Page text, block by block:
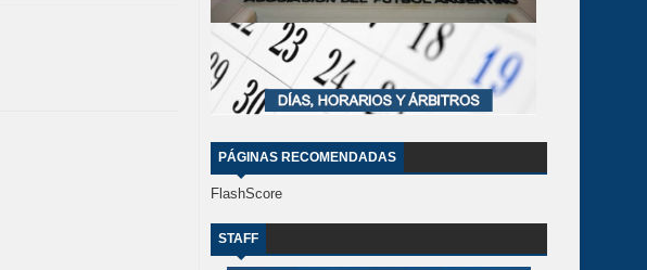
PÁGINAS RECOMENDADAS
FlashScore
STAFF